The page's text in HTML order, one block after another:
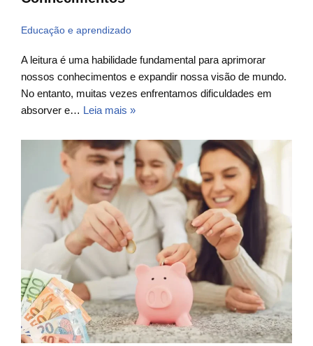
Educação e aprendizado
A leitura é uma habilidade fundamental para aprimorar
nossos conhecimentos e expandir nossa visão de mundo.
No entanto, muitas vezes enfrentamos dificuldades em
absorver e… Leia mais »